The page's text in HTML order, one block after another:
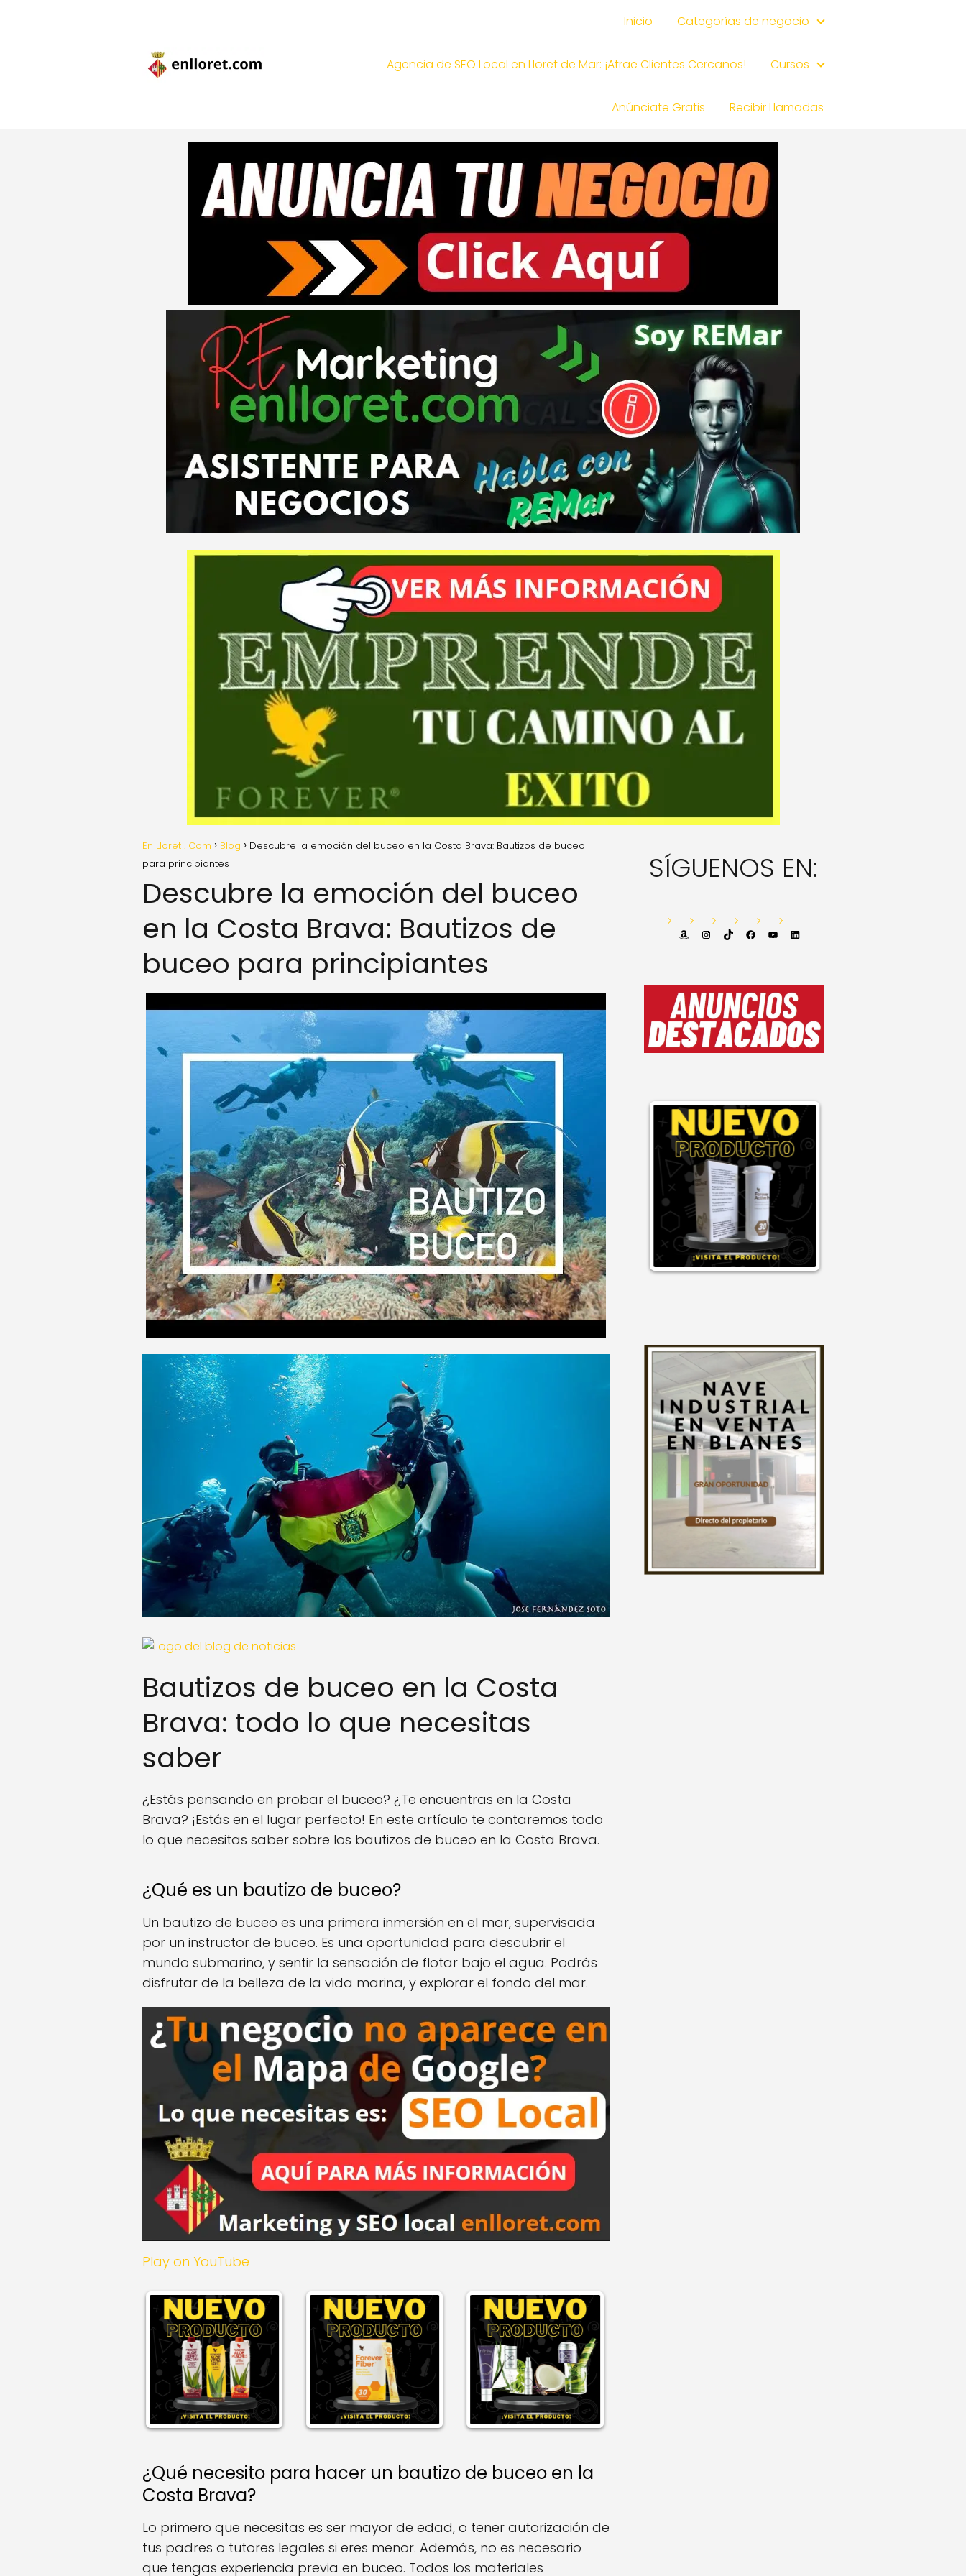
Inicio Categorías de negocio
Agencia de SEO Local en Lloret de Mar: ¡Atrae Clientes Cercanos! Cursos
Anúnciate Gratis Recibir Llamadas
En Lloret . Com Blog
Descubre la emoción del buceo en la Costa Brava: Bautizos de buceo
para principiantes
Descubre la emoción del buceo
en la Costa Brava: Bautizos de
buceo para principiantes
Bautizos de buceo en la Costa
Brava: todo lo que necesitas
saber
¿Estás pensando en probar el buceo? ¿Te encuentras en la Costa
Brava? ¡Estás en el lugar perfecto! En este artículo te contaremos todo
lo que necesitas saber sobre los bautizos de buceo en la Costa Brava.
¿Qué es un bautizo de buceo?
Un bautizo de buceo es una primera inmersión en el mar, supervisada
por un instructor de buceo. Es una oportunidad para descubrir el
mundo submarino, y sentir la sensación de flotar bajo el agua. Podrás
disfrutar de la belleza de la vida marina, y explorar el fondo del mar.
Play on YouTube
¿Qué necesito para hacer un bautizo de buceo en la
Costa Brava?
Lo primero que necesitas es ser mayor de edad, o tener autorización de
tus padres o tutores legales si eres menor. Además, no es necesario
que tengas experiencia previa en buceo. Todos los materiales
SÍGUENOS EN:
AmazonInstagram
TikTokFacebook
YouTubeLinkedIn